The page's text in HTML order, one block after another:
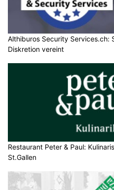
Althiburos Security Services.ch:
Diskretion vereint
Restaurant Peter & Paul:
St.Gallen